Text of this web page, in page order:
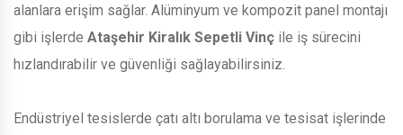
alanlara erişim sağlar. Alüminyum ve kompozit panel montajı
gibi işlerde Ataşehir Kiralık Sepetli Vinç ile iş sürecini
hızlandırabilir ve güvenliği sağlayabilirsiniz.
Endüstriyel tesislerde çatı altı borulama ve tesisat işlerinde